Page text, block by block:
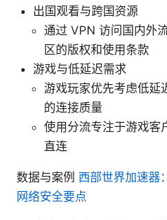
出国观看与跨国资源
通过 VPN 访问国内外
区的版权和使用条款
游戏与低延迟需求
游戏玩家优先考虑低延
的连接质量
使用分流专注于游戏客
直连
数据与案例 西部世界加速器
网络安全要点